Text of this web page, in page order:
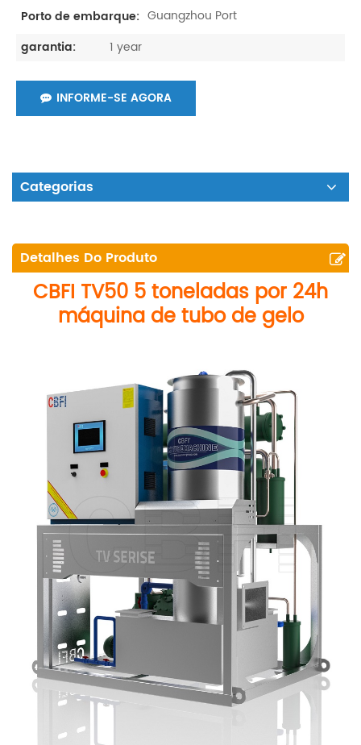
Porto de embarque: Guangzhou Port
garantia:
1 year
INFORME-SE AGORA
Categorias
Detalhes Do Produto
CBFI TV50 5 toneladas por 24h
máquina de tubo de gelo